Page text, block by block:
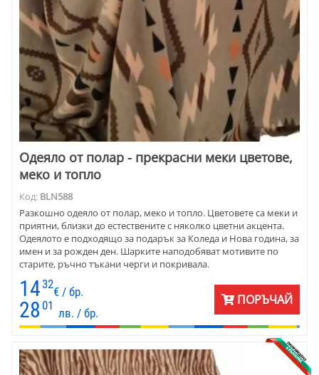
Одеяло от полар - прекрасни меки цветове,
меко и топло
Код: BLN588
Разкошно одеяло от полар, меко и топло. Цветовете са меки и
приятни, близки до естествените с няколко цветни акцента.
Одеялото е подходящо за подарък за Коледа и Нова година, за
имен и за рожден ден. Шарките наподобяват мотивите по
старите, ръчно тъкани черги и покривала.
14 32
€ / бр.
28 01
лв. / бр.
ПОРЪЧАЙ